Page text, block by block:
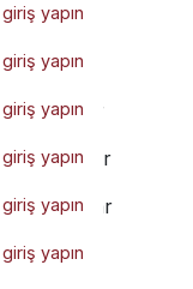
yapın
(3D).rar
yapın
(3D).rar
yapın
(3D).rar
yapın
(3D).rar
yapın
(3D).rar
yapın
(3D).rar